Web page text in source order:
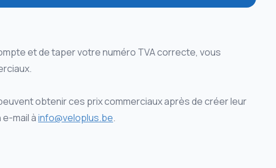
et de taper votre numéro TVA correcte, vous
obtenir ces prix commerciaux après de créer leur
mail àinfo@veloplus.be.